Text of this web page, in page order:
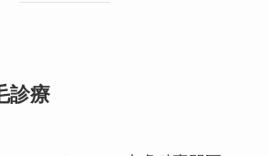
診療